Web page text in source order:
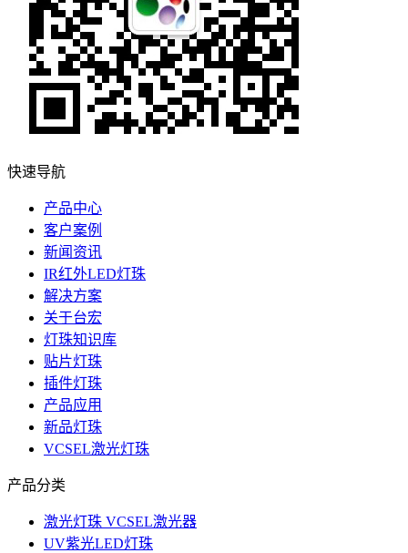
快速导航
产品中心
客户案例
新闻资讯
IR红外LED灯珠
解决方案
关于台宏
灯珠知识库
贴片灯珠
插件灯珠
产品应用
新品灯珠
VCSEL激光灯珠
产品分类
激光灯珠 VCSEL激光器
UV紫光LED灯珠